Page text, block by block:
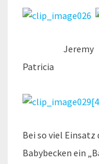
Patricia
Bei so viel Einsatz
Babybecken ein